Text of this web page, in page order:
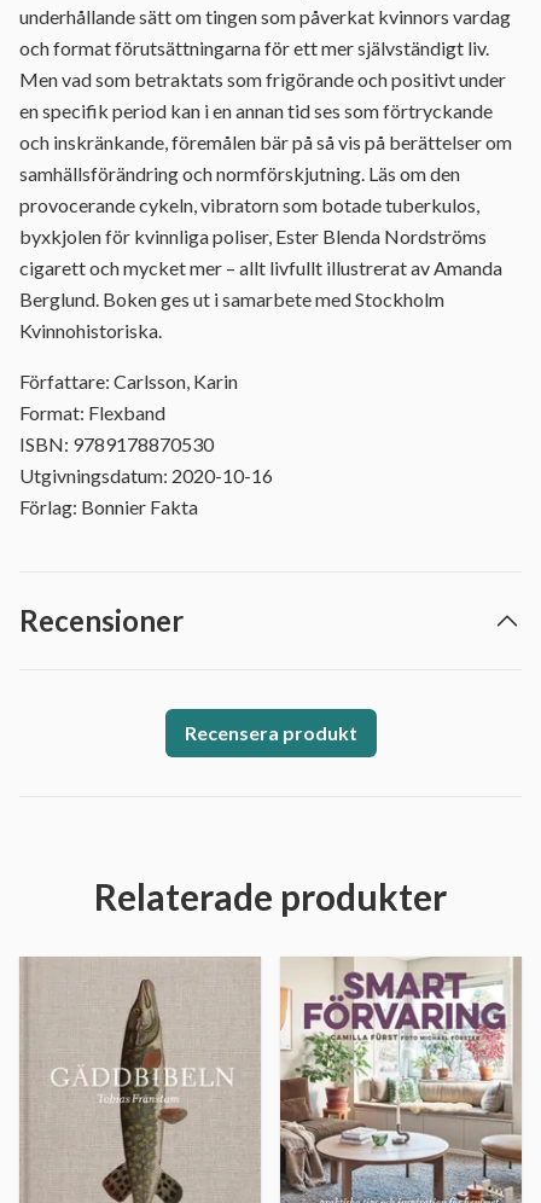
underhållande sätt om tingen som påverkat kvinnors vardag
och format förutsättningarna för ett mer självständigt liv.
Men vad som betraktats som frigörande och positivt under
en specifik period kan i en annan tid ses som förtryckande
och inskränkande, föremålen bär på så vis på berättelser om
samhällsförändring och normförskjutning. Läs om den
provocerande cykeln, vibratorn som botade tuberkulos,
byxkjolen för kvinnliga poliser, Ester Blenda Nordströms
cigarett och mycket mer – allt livfullt illustrerat av Amanda
Berglund. Boken ges ut i samarbete med Stockholm
Kvinnohistoriska.
Författare: Carlsson, Karin
Format: Flexband
ISBN: 9789178870530
Utgivningsdatum: 2020-10-16
Förlag: Bonnier Fakta
Recensioner
Recensera produkt
Relaterade produkter